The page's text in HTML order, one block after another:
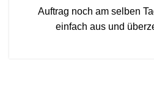
Auftrag noch am selben
einfach aus und